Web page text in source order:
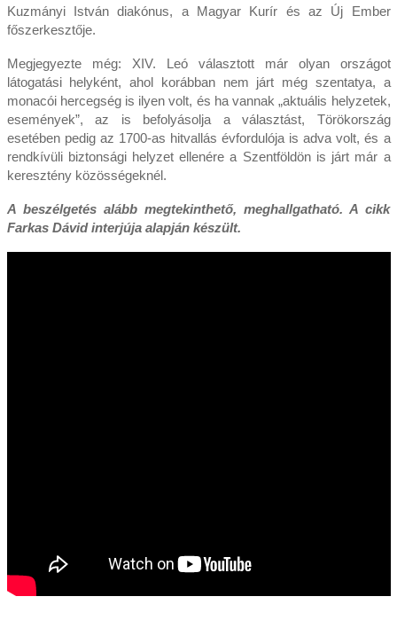
Kuzmányi István diakónus, a Magyar Kurír és az Új Ember
főszerkesztője.
Megjegyezte még: XIV. Leó választott már olyan országot
látogatási helyként, ahol korábban nem járt még szentatya, a
monacói hercegség is ilyen volt, és ha vannak „aktuális helyzetek,
események”, az is befolyásolja a választást, Törökország
esetében pedig az 1700-as hitvallás évfordulója is adva volt, és a
rendkívüli biztonsági helyzet ellenére a Szentföldön is járt már a
keresztény közösségeknél.
A beszélgetés alább megtekinthető, meghallgatható. A cikk
Farkas Dávid interjúja alapján készült.